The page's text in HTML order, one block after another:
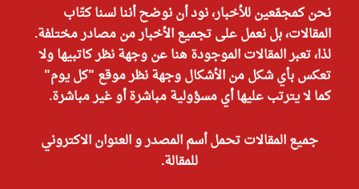
نحن كمجمّعين للأخبار، نود أن نوضح أننا لسنا كتّاب
المقالات، بل نعمل على تجميع الأخبار من مصادر مختلفة.
لذا، تعبر المقالات الموجودة هنا عن وجهة نظر كاتبيها ولا
تعكس بأي شكل من الأشكال وجهة نظر موقع "كل يوم"
كما لا يترتب عليها أي مسؤولية مباشرة أو غير مباشرة.
جميع المقالات تحمل أسم المصدر و العنوان الاكتروني
للمقالة.